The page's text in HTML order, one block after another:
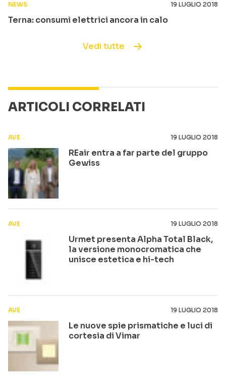
NEWS 19 LUGLIO 2018
Terna: consumi elettrici ancora in calo
Vedi tutte
ARTICOLI CORRELATI
AVE 19 LUGLIO 2018
REair entra a far parte del gruppo
Gewiss
AVE 19 LUGLIO 2018
Urmet presenta Alpha Total Black,
la versione monocromatica che
unisce estetica e hi-tech
AVE 19 LUGLIO 2018
Le nuove spie prismatiche e luci di
cortesia di Vimar